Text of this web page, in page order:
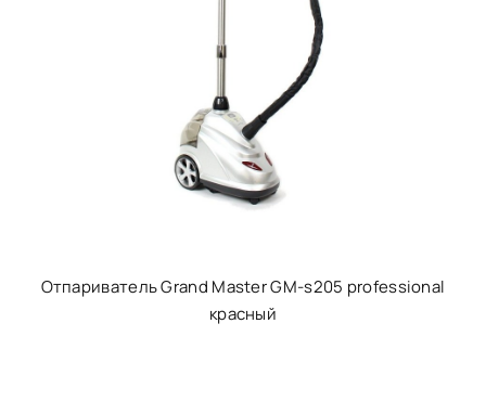
Отпариватель Grand Master GM-s205 professional
красный